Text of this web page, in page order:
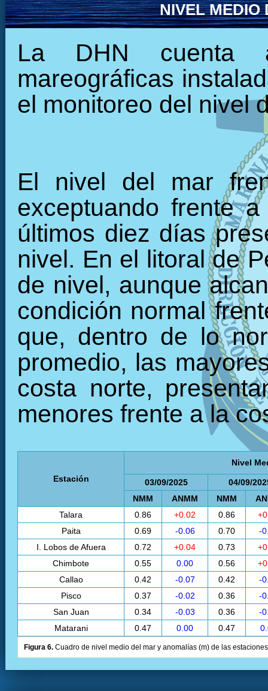
NIVEL MEDIO
La DHN cuenta
mareográficas
el monitoreo del nivel
El nivel del mar
exceptuando frente
últimos diez días
nivel. En el litoral de
de nivel, aunque
condición normal
que, dentro de lo
promedio, las
costa norte,
menores frente a la
Estación
Nivel
03/09/2025
04/09/
NMM
ANMM NMM
Talara
0.86 +0.02 0.86
Paita
0.69 -0.06 0.70
-
I. Lobos de Afuera
0.72 +0.04 0.73
Chimbote
0.55 0.00 0.56
Callao
0.42 -0.07 0.42
-
Pisco
0.37 -0.02 0.36
-
San Juan
0.34 -0.03 0.36
-
Matarani
0.47 0.00 0.47
Figura 6. Cuadro de nivel medio del mar y anomalías (m) de las